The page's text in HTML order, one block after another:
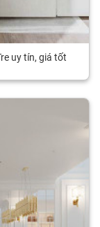
uy tín, giá tốt